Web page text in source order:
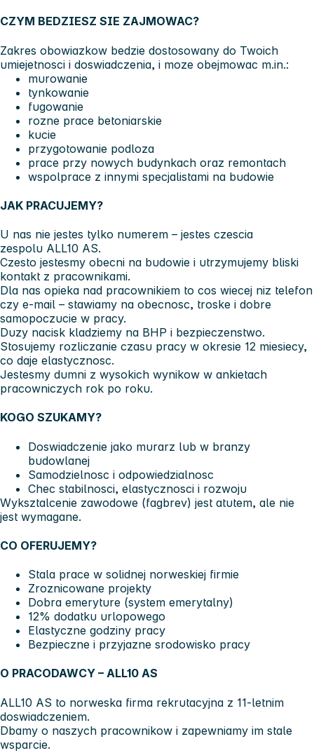
CZYM BEDZIESZ SIE ZAJMOWAC?
Zakres obowiazkow bedzie dostosowany do Twoich
umiejetnosci i doswiadczenia, i moze obejmowac m.in.:
murowanie
tynkowanie
fugowanie
rozne prace betoniarskie
kucie
przygotowanie podloza
prace przy nowych budynkach oraz remontach
wspolprace z innymi specjalistami na budowie
JAK PRACUJEMY?
U nas nie jestes tylko numerem – jestes czescia
zespolu ALL10 AS.
Czesto jestesmy obecni na budowie i utrzymujemy bliski
kontakt z pracownikami.
Dla nas opieka nad pracownikiem to cos wiecej niz telefon
czy e-mail – stawiamy na obecnosc, troske i dobre
samopoczucie w pracy.
Duzy nacisk kladziemy na BHP i bezpieczenstwo.
Stosujemy rozliczanie czasu pracy w okresie 12 miesiecy,
co daje elastycznosc.
Jestesmy dumni z wysokich wynikow w ankietach
pracowniczych rok po roku.
KOGO SZUKAMY?
Doswiadczenie jako murarz lub w branzy
budowlanej
Samodzielnosc i odpowiedzialnosc
Chec stabilnosci, elastycznosci i rozwoju
Wyksztalcenie zawodowe (fagbrev) jest atutem, ale nie
jest wymagane.
CO OFERUJEMY?
Stala prace w solidnej norweskiej firmie
Zroznicowane projekty
Dobra emeryture (system emerytalny)
12% dodatku urlopowego
Elastyczne godziny pracy
Bezpieczne i przyjazne srodowisko pracy
O PRACODAWCY – ALL10 AS
ALL10 AS to norweska firma rekrutacyjna z 11-letnim
doswiadczeniem.
Dbamy o naszych pracownikow i zapewniamy im stale
wsparcie.